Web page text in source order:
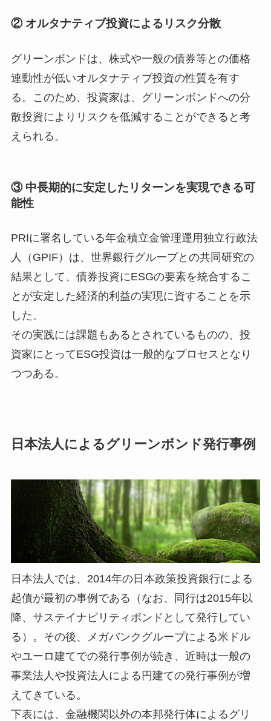
② オルタナティブ投資によるリスク分散
グリーンボンドは、株式や一般の債券等との価格
連動性が低いオルタナティブ投資の性質を有す
る。このため、投資家は、グリーンボンドへの分
散投資によりリスクを低減することができると考
えられる。
③ 中長期的に安定したリターンを実現できる可
能性
PRIに署名している年金積立金管理運用独立行政法
人（GPIF）は、世界銀行グループとの共同研究の
結果として、債券投資にESGの要素を統合するこ
とが安定した経済的利益の実現に資することを示
した。
その実践には課題もあるとされているものの、投
資家にとってESG投資は一般的なプロセスとなり
つつある。
日本法人によるグリーンボンド発行事例
日本法人では、2014年の日本政策投資銀行による
起債が最初の事例である（なお、同行は2015年以
降、サステイナビリティボンドとして発行してい
る）。その後、メガバンクグループによる米ドル
やユーロ建てでの発行事例が続き、近時は一般の
事業法人や投資法人による円建ての発行事例が増
えてきている。
下表には、金融機関以外の本邦発行体によるグリ